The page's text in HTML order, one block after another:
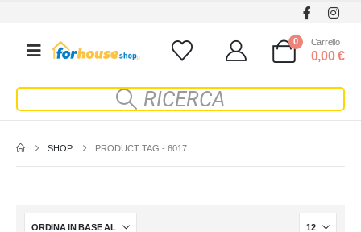
0 Carrello
0,00€
SHOP PRODUCT TAG - 6017